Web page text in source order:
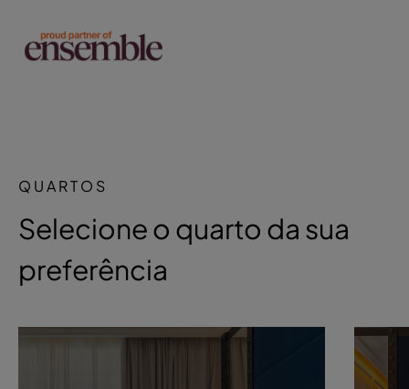
QUARTOS
Selecione o quarto da sua
preferência